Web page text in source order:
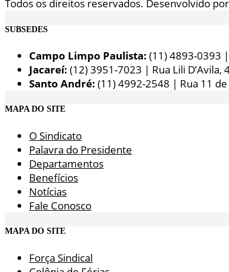
Todos os direitos reservados. Desenvolvido
SUBSEDES
Campo Limpo Paulista: (11) 4893-0393 |
Jacareí: (12) 3951-7023 | Rua Lili D’Avila,
Santo André: (11) 4992-2548 | Rua 11
MAPA DO SITE
O Sindicato
Palavra do Presidente
Departamentos
Benefícios
Notícias
Fale Conosco
MAPA DO SITE
Força Sindical